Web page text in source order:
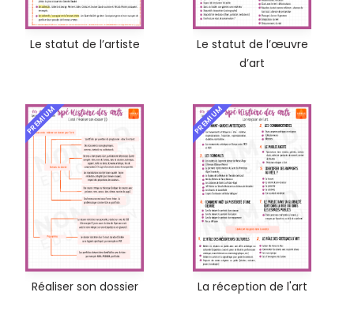
Le statut de l’artiste
Le statut de l’œuvre
d’art
PREMIUM
Réaliser son dossier
PREMIUM
La réception de l'art